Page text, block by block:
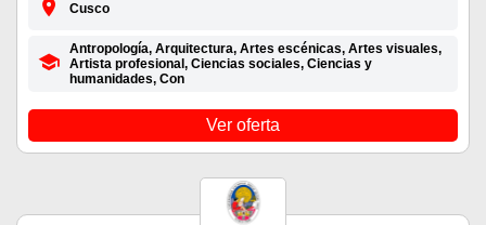
Cusco
Antropología, Arquitectura, Artes escénicas, Artes visuales,
Artista profesional, Ciencias sociales, Ciencias y
humanidades, Con
Ver oferta